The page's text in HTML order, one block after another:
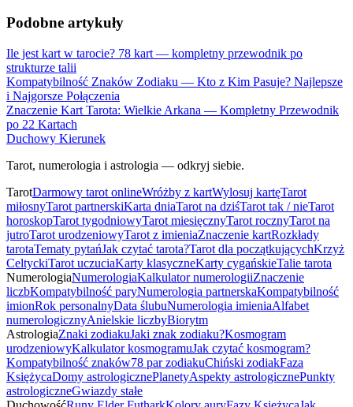
Podobne artykuły
Ile jest kart w tarocie? 78 kart — kompletny przewodnik po
strukturze talii
Kompatybilność Znaków Zodiaku — Kto z Kim Pasuje? Najlepsze
i Najgorsze Połączenia
Znaczenie Kart Tarota: Wielkie Arkana — Kompletny Przewodnik
po 22 Kartach
Duchowy Kierunek
Tarot, numerologia i astrologia — odkryj siebie.
TarotDarmowy tarot onlineWróżby z kartWylosuj kartęTarot
miłosnyTarot partnerskiKarta dniaTarot na dziśTarot tak / nieTarot
horoskopTarot tygodniowyTarot miesięcznyTarot rocznyTarot na
jutroTarot urodzeniowyTarot z imieniaZnaczenie kartRozkłady
tarotaTematy pytańJak czytać tarota?Tarot dla początkującychKrzyż
CeltyckiTarot uczuciaKarty klasyczneKarty cygańskieTalie tarota
NumerologiaNumerologiaKalkulator numerologiiZnaczenie
liczbKompatybilność paryNumerologia partnerskaKompatybilność
imionRok personalnyData ślubuNumerologia imieniaAlfabet
numerologicznyAnielskie liczbyBiorytm
AstrologiaZnaki zodiakuJaki znak zodiaku?Kosmogram
urodzeniowyKalkulator kosmogramuJak czytać kosmogram?
Kompatybilność znaków78 par zodiakuChiński zodiakFaza
KsiężycaDomy astrologicznePlanetyAspekty astrologicznePunkty
astrologiczneGwiazdy stałe